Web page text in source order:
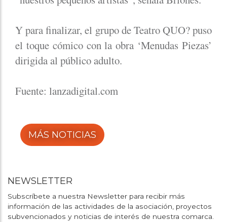
Y para finalizar, el grupo de Teatro QUO? puso
el toque cómico con la obra ‘Menudas Piezas’
dirigida al público adulto.
Fuente: lanzadigital.com
MÁS NOTICIAS
NEWSLETTER
Subscríbete a nuestra Newsletter para recibir más
información de las actividades de la asociación, proyectos
subvencionados y noticias de interés de nuestra comarca.